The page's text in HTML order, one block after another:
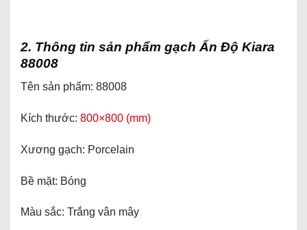
2. Thông tin sản phẩm gạch Ấn Độ Kiara
88008
Tên sản phẩm: 88008
Kích thước: 800×800 (mm)
Xương gạch: Porcelain
Bề mặt: Bóng
Màu sắc: Trắng vân mây